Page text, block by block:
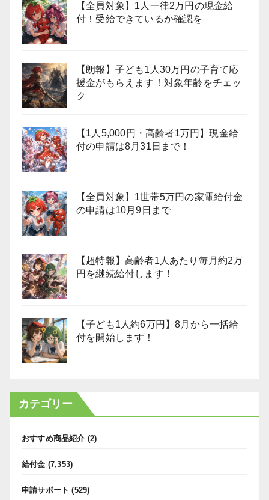
【全員対象】1人一律2万円の現金給
付！受給できているか確認を
【朗報】子ども1人30万円の子育て応
援金がもらえます！対象年齢をチェッ
ク
【1人5,000円・高齢者1万円】現金給
付の申請は8月31日まで！
【全員対象】1世帯5万円の家電給付金
の申請は10月9日まで
【超特報】高齢者1人あたり毎月約2万
円を継続給付します！
【子ども1人約6万円】8月から一括給
付を開始します！
カテゴリー
おすすめ商品紹介 (2)
給付金 (7,353)
申請サポート (529)